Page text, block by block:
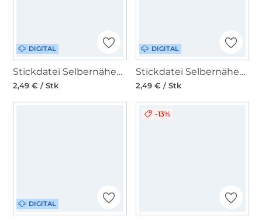
DIGITAL
Stickdatei Selbernähen.net Gutscheinetui
2,49 € / Stk
DIGITAL
Stickdatei Selbernähen.net Erwin das Schaf
2,49 € / Stk
DIGITAL
-13%